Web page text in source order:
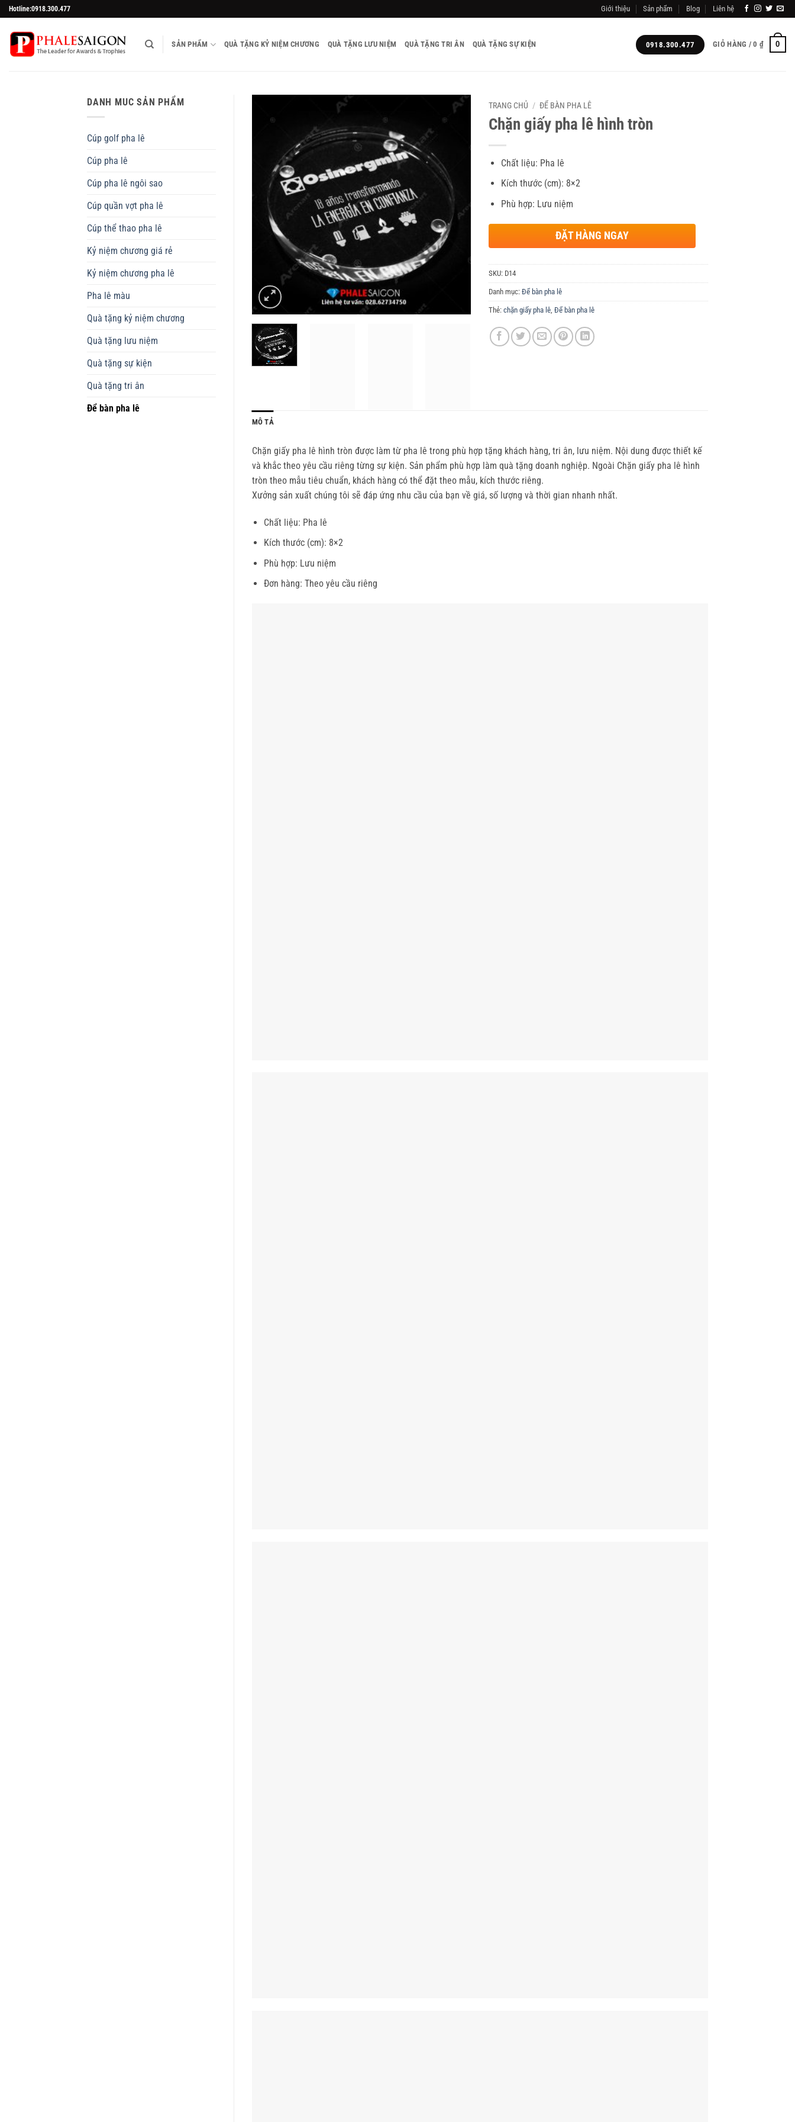
Skip
to
content
Hotline:0918.300.477 Giới thiệu Sản phẩm Blog Liên hệ
SẢN PHẨM QUÀ TẶNG KỶ NIỆM CHƯƠNG QUÀ TẶNG LƯU NIỆM QUÀ TẶNG TRI ÂN QUÀ TẶNG SỰ KIỆN 0918.300.477 GIỎ HÀNG /0 ₫ 0
DANH MUC SẢN PHẨM
Cúp golf pha lê
Cúp pha lê
Cúp pha lê ngôi sao
Cúp quần vợt pha lê
Cúp thể thao pha lê
Kỷ niệm chương giá rẻ
Kỷ niệm chương pha lê
Pha lê màu
Quà tặng kỷ niệm chương
Quà tặng lưu niệm
Quà tặng sự kiện
Quà tặng tri ân
Để bàn pha lê
TRANG CHỦ / ĐỂ BÀN PHA LÊ
Chặn giấy pha lê hình tròn
Chất liệu: Pha lê
Kích thước (cm): 8×2
Phù hợp: Lưu niệm
ĐẶT HÀNG NGAY
SKU: D14
Danh mục:Để bàn pha lê
Thẻ:chặn giấy pha lê ,Để bàn pha lê
MÔ TẢ
Chặn giấy pha lê hình tròn được làm từ pha lê trong phù hợp tặng khách hàng, tri ân, lưu niệm. Nội dung được thiết kế
và khắc theo yêu cầu riêng từng sự kiện. Sản phẩm phù hợp làm quà tặng doanh nghiệp. Ngoài Chặn giấy pha lê hình
tròn theo mẫu tiêu chuẩn, khách hàng có thể đặt theo mẫu, kích thước riêng.
Xưởng sản xuất chúng tôi sẽ đáp ứng nhu cầu của bạn về giá, số lượng và thời gian nhanh nhất.
Chất liệu: Pha lê
Kích thước (cm): 8×2
Phù hợp: Lưu niệm
Đơn hàng: Theo yêu cầu riêng